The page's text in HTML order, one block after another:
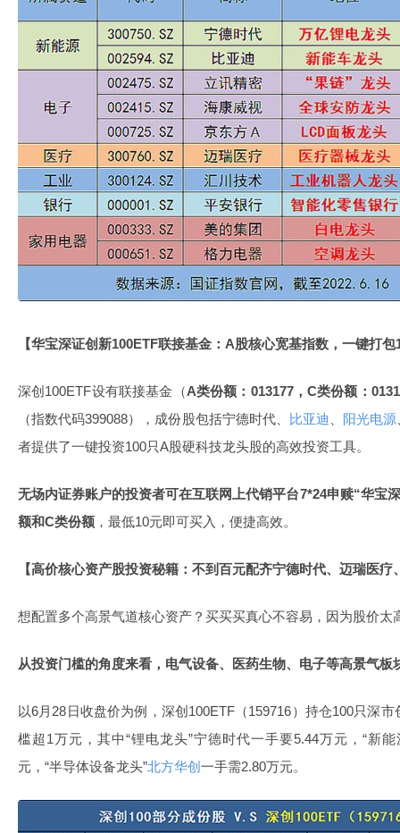
【华宝深证创新100ETF联接基金： A股核心宽基指数，一键打包
深创100ETF设有联接基金（A类份额： 013177， C类份额：
（指数代码399088），成份股包括宁德时代、
比亚迪 阳光电源
者提供了一键投资100只A股硬科技龙头股的高效投资工具。
无场内证券账户的投资者可在互联网上代销平台7*24申赎“华宝
额和C类份额 ，最低10元即可买入，便捷高效。
【高价核心资产股投资秘籍：不到百元配齐宁德时代、 迈瑞医疗
想配置多个高景气道核心资产？买买买真心不容易，因为股价
从投资门槛的角度来看，电气设备、 医药生物、电子等高景气板
以6月28日收盘价为例，深创100ETF（159716）持仓100只深
槛超1万元，其中“锂电龙头”宁德时代一手要5.44万元，“新
元，“半导体设备龙头”北方华创 一手需2.80万元。